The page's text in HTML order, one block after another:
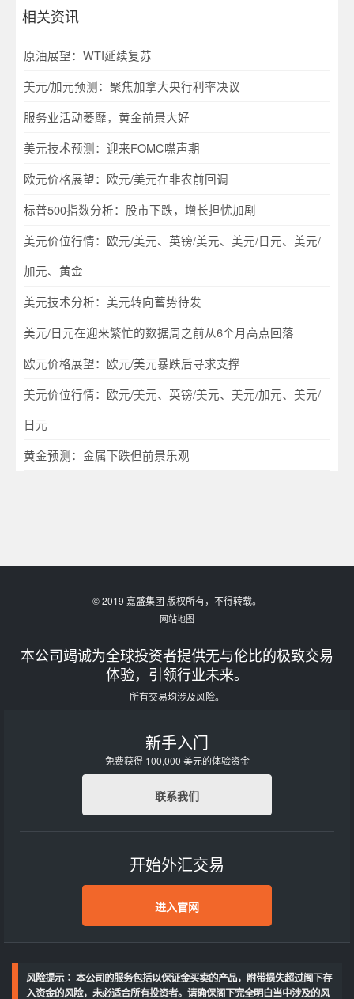
相关资讯
原油展望：WTI延续复苏
美元/加元预测：聚焦加拿大央行利率决议
服务业活动萎靡，黄金前景大好
美元技术预测：迎来FOMC噤声期
欧元价格展望：欧元/美元在非农前回调
标普500指数分析：股市下跌，增长担忧加剧
美元价位行情：欧元/美元、英镑/美元、美元/日元、美元/
加元、黄金
美元技术分析：美元转向蓄势待发
美元/日元在迎来繁忙的数据周之前从6个月高点回落
欧元价格展望：欧元/美元暴跌后寻求支撑
美元价位行情：欧元/美元、英镑/美元、美元/加元、美元/
日元
黄金预测：金属下跌但前景乐观
© 2019 嘉盛集团 版权所有，不得转载。
网站地图
本公司竭诚为全球投资者提供无与伦比的极致交易
体验，引领行业未来。
所有交易均涉及风险。
新手入门
免费获得 100,000 美元的体验资金
联系我们
开始外汇交易
进入官网
风险提示∶ 本公司的服务包括以保证金买卖的产品，附带损失超过阁下存
入资金的风险，未必适合所有投资者。请确保阁下完全明白当中涉及的风